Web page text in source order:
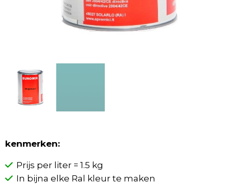
kenmerken:
Prijs per liter = 1.5 kg
In bijna elke Ral kleur te maken